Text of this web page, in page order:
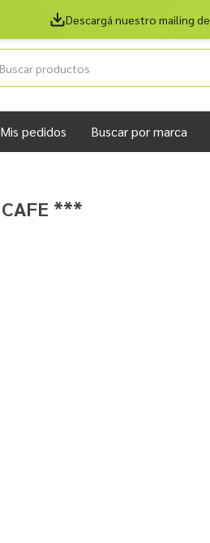
Descargá nuestro mailing de
Mis pedidos Buscar por marca
CAFE ***